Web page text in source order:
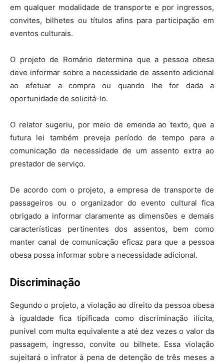
em qualquer modalidade de transporte e por ingressos,
convites, bilhetes ou títulos afins para participação em
eventos culturais.
O projeto de Romário determina que a pessoa obesa
deve informar sobre a necessidade de assento adicional
ao efetuar a compra ou quando lhe for dada a
oportunidade de solicitá-lo.
O relator sugeriu, por meio de emenda ao texto, que a
futura lei também preveja período de tempo para a
comunicação da necessidade de um assento extra ao
prestador de serviço.
De acordo com o projeto, a empresa de transporte de
passageiros ou o organizador do evento cultural fica
obrigado a informar claramente as dimensões e demais
características pertinentes dos assentos, bem como
manter canal de comunicação eficaz para que a pessoa
obesa possa informar sobre a necessidade adicional.
Discriminação
Segundo o projeto, a violação ao direito da pessoa obesa
à igualdade fica tipificada como discriminação ilícita,
punível com multa equivalente a até dez vezes o valor da
passagem, ingresso, convite ou bilhete. Essa violação
sujeitará o infrator à pena de detenção de três meses a